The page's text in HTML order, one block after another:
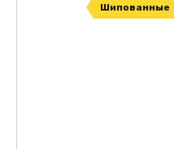
Шипованные